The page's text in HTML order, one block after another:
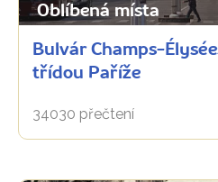
Oblíbená místa
Bulvár Champs-
třídou Paříže
34030 přečtení